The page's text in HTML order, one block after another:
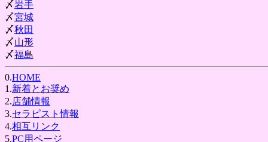
〆岩手
〆宮城
〆秋田
〆山形
〆福島
0.HOME
1.新着とお奨め
2.店舗情報
3.セラピスト情報
4.相互リンク
5.PC用ページ